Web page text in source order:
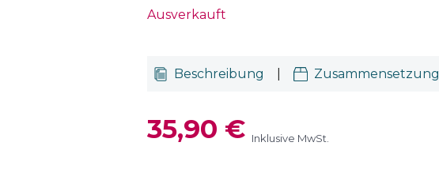
Ausverkauft
Beschreibung Zusammensetzung
35,90 € Inklusive MwSt.